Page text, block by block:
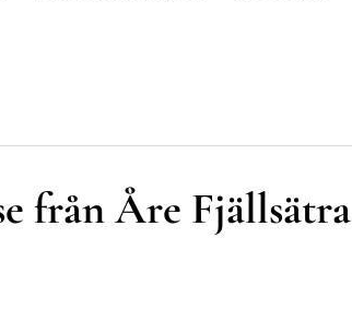
från Åre Fjällsätra